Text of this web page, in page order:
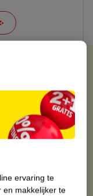
dag in huis
ervaring te
en makkelijker te